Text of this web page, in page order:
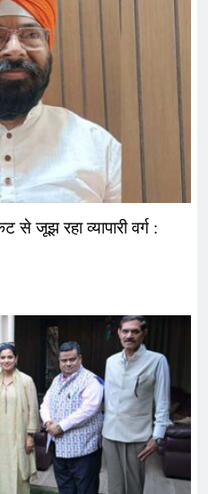
जूझ रहा व्यापारी वर्ग :